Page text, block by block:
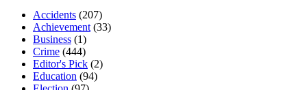
Accidents (207)
Achievement (33)
Business (1)
Crime (444)
Editor's Pick (2)
Education (94)